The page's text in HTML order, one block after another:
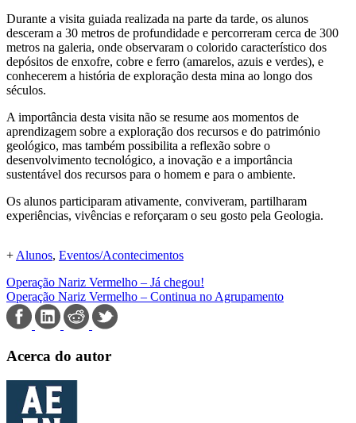
Durante a visita guiada realizada na parte da tarde, os alunos
desceram a 30 metros de profundidade e percorreram cerca de 300
metros na galeria, onde observaram o colorido característico dos
depósitos de enxofre, cobre e ferro (amarelos, azuis e verdes), e
conhecerem a história de exploração desta mina ao longo dos
séculos.
A importância desta visita não se resume aos momentos de
aprendizagem sobre a exploração dos recursos e do património
geológico, mas também possibilita a reflexão sobre o
desenvolvimento tecnológico, a inovação e a importância
sustentável dos recursos para o homem e para o ambiente.
Os alunos participaram ativamente, conviveram, partilharam
experiências, vivências e reforçaram o seu gosto pela Geologia.
+ Alunos, Eventos/Acontecimentos
Operação Nariz Vermelho – Já chegou!
Operação Nariz Vermelho – Continua no Agrupamento
Acerca do autor